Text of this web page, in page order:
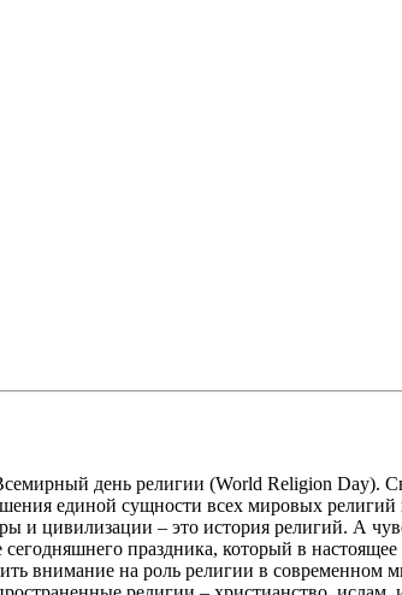
день религии (World Religion Day).
единой сущности всех мировых религий
и цивилизации – это история религий. А
праздника, который в
внимание на роль религии в современном